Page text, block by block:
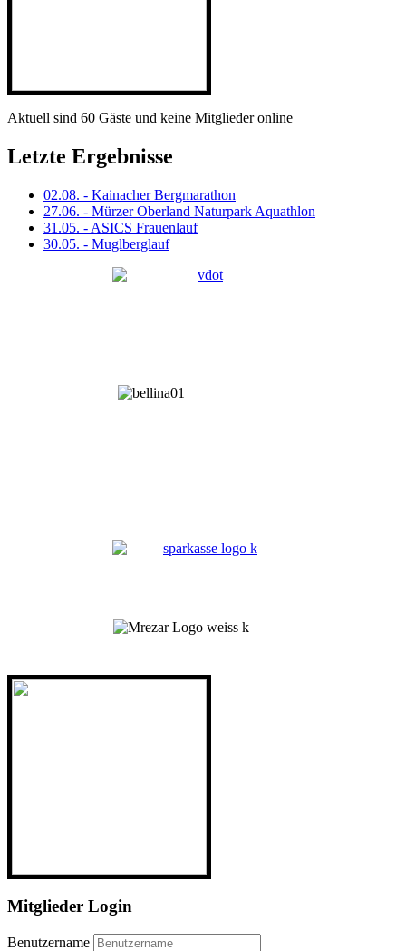
Aktuell sind 60 Gäste und keine Mitglieder online
Letzte Ergebnisse
02.08. - Kainacher Bergmarathon
27.06. - Mürzer Oberland Naturpark Aquathlon
31.05. - ASICS Frauenlauf
30.05. - Muglberglauf
Mitglieder Login
Benutzername